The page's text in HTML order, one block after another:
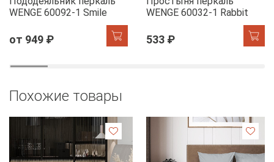
WENGE 60092-1 Smile
от 949 ₽
WENGE 60032-1 Rabbit
533 ₽
Похожие товары